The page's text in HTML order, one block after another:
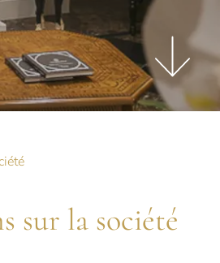
Lugano
sur la société